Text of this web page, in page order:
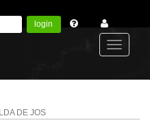
login
DE JOS